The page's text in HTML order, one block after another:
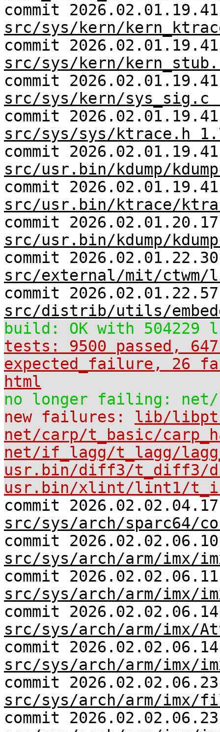
commit
src/sys/kern/
commit
src/sys/kern/
commit
src/sys/kern/sys_sig.c
commit
src/sys/sys/ktrace.h
commit
src/usr.bin/kdump/
commit
src/usr.bin/ktrace/
commit
src/usr.bin/kdump/
commit
src/external/mit/ctwm/
commit
src/distrib/utils/
build: OK with 504229
tests: 9500 passed,
expected_failure, 26
html
no longer failing: net/
new failures: lib/
net/carp/t_basic/
net/if_lagg/t_lagg/
usr.bin/diff3/t_diff3/
usr.bin/xlint/lint1/
commit
src/sys/arch/sparc64/
commit
src/sys/arch/arm/imx/
commit
src/sys/arch/arm/imx/
commit
src/sys/arch/arm/imx/
commit
src/sys/arch/arm/imx/
commit
src/sys/arch/arm/imx/
commit